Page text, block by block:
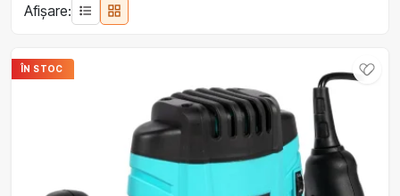
Afișare:
ÎN STOC